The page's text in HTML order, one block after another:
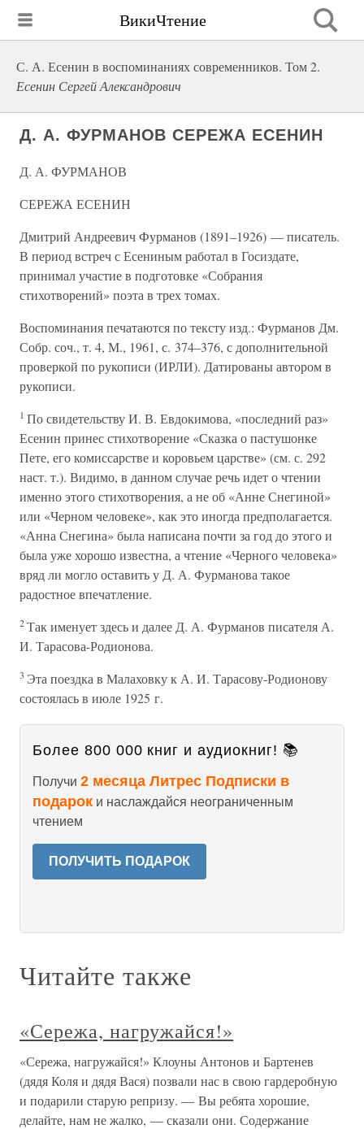
ВикиЧтение
С. А. Есенин в воспоминаниях современников. Том 2.
Есенин Сергей Александрович
Д. А. ФУРМАНОВ СЕРЕЖА ЕСЕНИН
Д. А. ФУРМАНОВ
СЕРЕЖА ЕСЕНИН
Дмитрий Андреевич Фурманов (1891–1926) — писатель.
В период встреч с Есениным работал в Госиздате,
принимал участие в подготовке «Собрания
стихотворений» поэта в трех томах.
Воспоминания печатаются по тексту изд.: Фурманов Дм.
Собр. соч., т. 4, М., 1961, с. 374–376, с дополнительной
проверкой по рукописи (ИРЛИ). Датированы автором в
рукописи.
1 По свидетельству И. В. Евдокимова, «последний раз»
Есенин принес стихотворение «Сказка о пастушонке
Пете, его комиссарстве и коровьем царстве» (см. с. 292
наст. т.). Видимо, в данном случае речь идет о чтении
именно этого стихотворения, а не об «Анне Снегиной»
или «Черном человеке», как это иногда предполагается.
«Анна Снегина» была написана почти за год до этого и
была уже хорошо известна, а чтение «Черного человека»
вряд ли могло оставить у Д. А. Фурманова такое
радостное впечатление.
2Так именует здесь и далее Д. А. Фурманов писателя А.
И. Тарасова-Родионова.
3 Эта поездка в Малаховку к А. И. Тарасову-Родионову
состоялась в июле 1925 г.
Более 800 000 книг и аудиокниг! 📚
Получи 2 месяца Литрес Подписки в
подарок и наслаждайся неограниченным
чтением
ПОЛУЧИТЬ ПОДАРОК
Читайте также
«Сережа, нагружайся!»
«Сережа, нагружайся!» Клоуны Антонов и Бартенев
(дядя Коля и дядя Вася) позвали нас в свою гардеробную
и подарили старую репризу. — Вы ребята хорошие,
делайте, нам не жалко, — сказали они. Содержание